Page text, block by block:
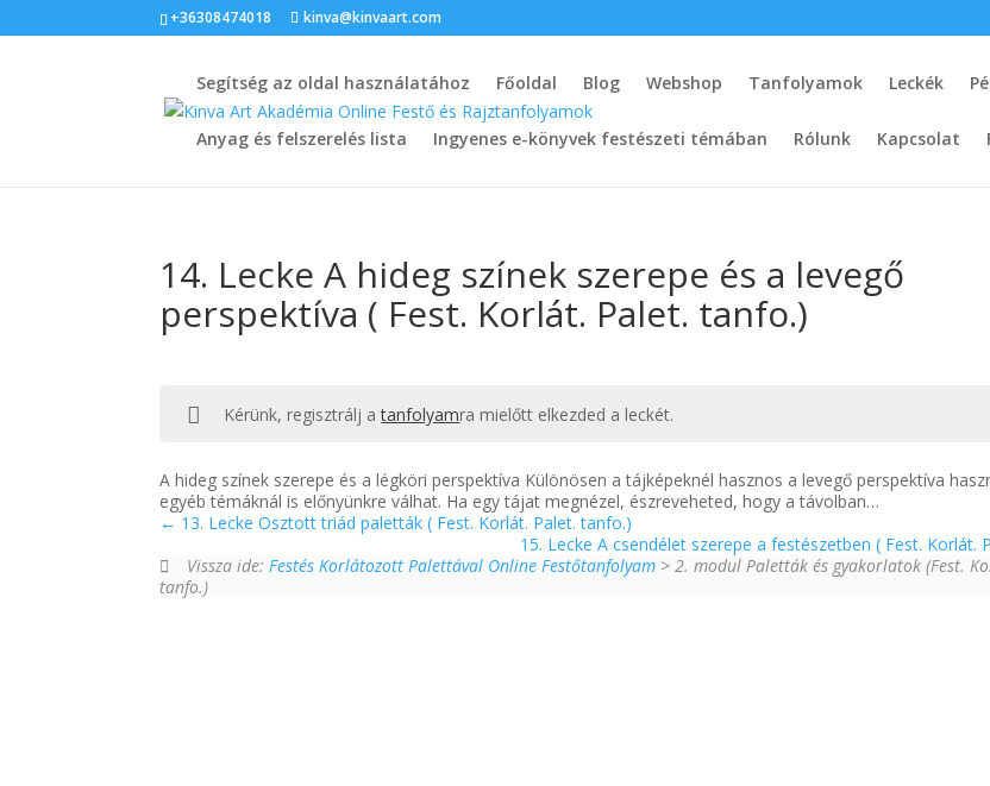
+36308474018 kinva@kinvaart.com
Segítség az oldal használatához Főoldal Blog Webshop Tanfolyamok Leckék
Anyag és felszerelés lista Ingyenes e-könyvek festészeti témában Rólunk Kapcsolat
14. Lecke A hideg színek szerepe és a levegő
perspektíva ( Fest. Korlát. Palet. tanfo.)
Kérünk, regisztrálj atanfolyamra mielőtt elkezded a leckét.
A hideg színek szerepe és a légköri perspektíva Különösen a tájképeknél hasznos a levegő perspektíva
egyéb témáknál is előnyünkre válhat. Ha egy tájat megnézel, észreveheted, hogy a távolban…
13. Lecke Osztott triád paletták ( Fest. Korlát. Palet. tanfo.)
15. Lecke A csendélet szerepe a festészetben ( Fest. Korlát.
Vissza ide: Festés Korlátozott Palettával Online Festőtanfolyam > 2. modul Paletták és gyakorlatok (Fest.
tanfo.)